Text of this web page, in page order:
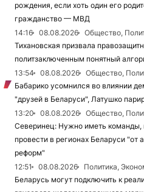
рождения, если хоть один его
гражданство — МВД
14:16
08.08.2026
Общество,
Тихановская призвала
политзаключенным понятный
13:54
08.08.2026
Общество,
Бабарико усомнился во влиянии
"друзей в Беларуси", Латушко
13:20
08.08.2026
Общество,
Северинец: Нужно иметь команды,
провести в регионах Беларуси "от
реформ"
12:51
08.08.2026
Политика,
Беларусь могут подключить к